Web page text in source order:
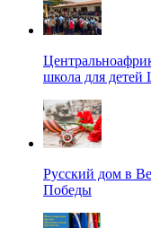
школа для
Русский дом в
Победы